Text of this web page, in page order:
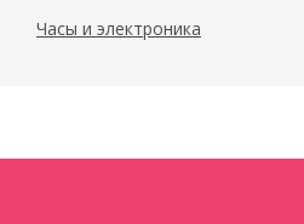
Часы и электроника